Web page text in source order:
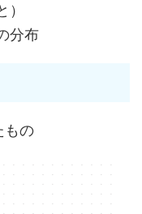
分布
の